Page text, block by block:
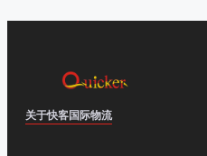
关于快客国际物流